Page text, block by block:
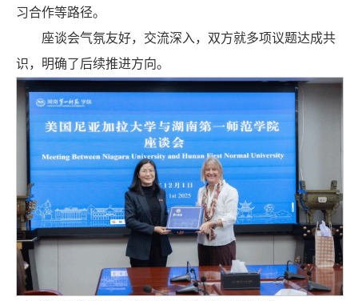
习合作等路径。
座谈会气氛友好，交流深入，双方就多项议题达成共
识，明确了后续推进方向。